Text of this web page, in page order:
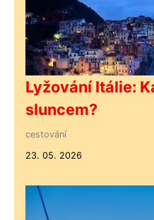
Lyžování Itálie:
sluncem?
cestování
23. 05. 2026